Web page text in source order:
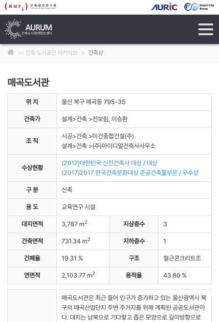
건축·도시공간 아카이브 건축상
매곡도서관
위 치 울산 북구 매곡동 795-35
건축가 설계>건축 >전보림, 이승환
조 직
시공>건축 >미건종합건설(주)
설계>건축 >(주)아이디알건축사사무소
수상현황
(2017)대한민국 신진건축사 대상 / 대상
(2017)2017 한국건축문화대상 준공건축물부문 / 우수상
구 분 신축
용 도 교육연구 시설
대지면적 3,787 m2 지상층수 3
건축면적 731.34 m2 지하층수 1
건폐율 19.31 % 구조 철근콘크리트조
연면적 2,103.77 m2 용적율 43.80 %
매곡도서관은 최근 들어 인구가 증가하고 있는 울산광역시 북
구의 매곡산업단지 주변 주거지를 위해 계획된 공공도서관이
다. 대지는 남북으로 기다랗고 좁은 모양으로 길이방향으로